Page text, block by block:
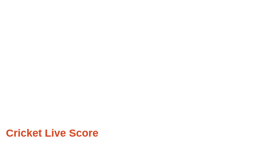
Cricket Live Score